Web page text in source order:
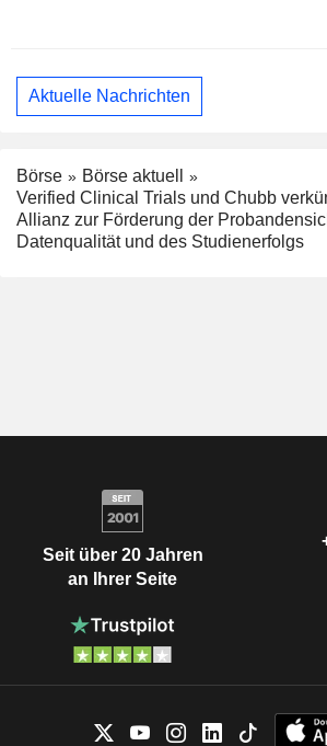
Aktuelle Nachrichten
Börse
Börse aktuell
Verified Clinical Trials und Chubb
Allianz zur Förderung der
Datenqualität und des Studienerfolgs
Seit über 20 Jahren
an Ihrer Seite